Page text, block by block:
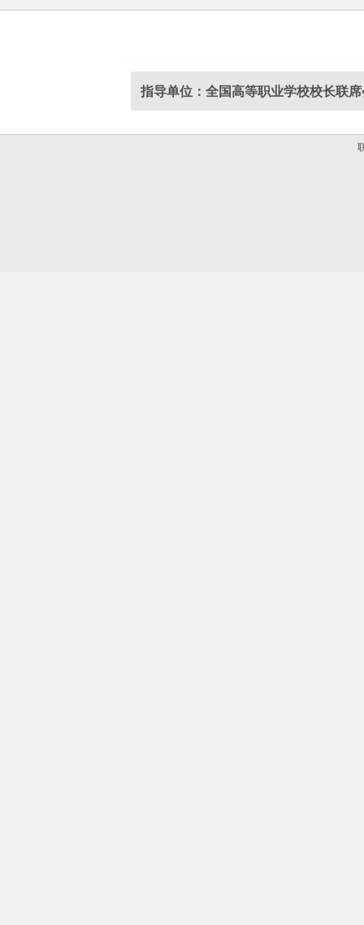
指导单位：全国高等职业学校校长联